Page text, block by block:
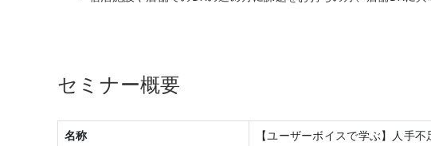
セミナー概要
名称 【ユーザーボイスで学ぶ】人手